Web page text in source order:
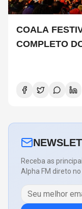
COALA
COMPLETO
Receba as
Alpha FM direto